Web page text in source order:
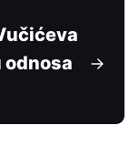
odnosa